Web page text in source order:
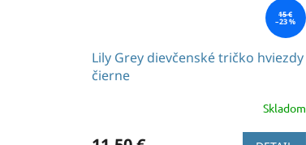
15 €
–23 %
Lily Grey dievčenské tričko hviezdy
čierne
Skladom